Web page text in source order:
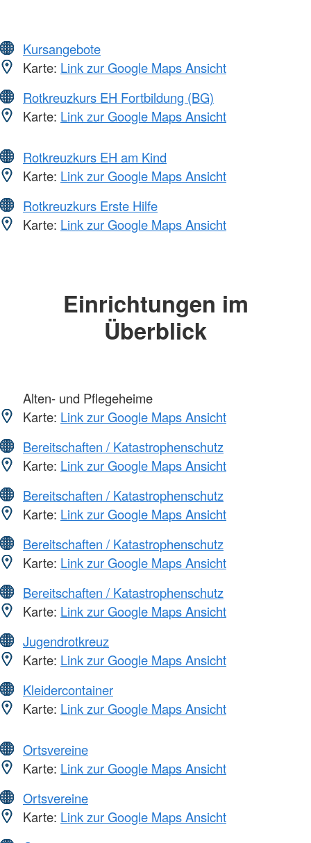
Kursangebote
Karte: Link zur Google Maps Ansicht
Rotkreuzkurs EH Fortbildung (BG)
Karte: Link zur Google Maps Ansicht
Rotkreuzkurs EH am Kind
Karte: Link zur Google Maps Ansicht
Rotkreuzkurs Erste Hilfe
Karte: Link zur Google Maps Ansicht
Einrichtungen im
Überblick
Alten- und Pflegeheime
Karte: Link zur Google Maps Ansicht
Bereitschaften / Katastrophenschutz
Karte: Link zur Google Maps Ansicht
Bereitschaften / Katastrophenschutz
Karte: Link zur Google Maps Ansicht
Bereitschaften / Katastrophenschutz
Karte: Link zur Google Maps Ansicht
Bereitschaften / Katastrophenschutz
Karte: Link zur Google Maps Ansicht
Jugendrotkreuz
Karte: Link zur Google Maps Ansicht
Kleidercontainer
Karte: Link zur Google Maps Ansicht
Ortsvereine
Karte: Link zur Google Maps Ansicht
Ortsvereine
Karte: Link zur Google Maps Ansicht